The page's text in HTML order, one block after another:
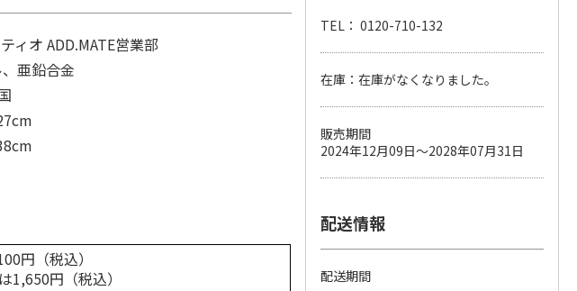
ィオ ADD.MATE営業部
亜鉛合金
円（税込）
円（税込）
TEL： 0120-710-132
在庫：在庫がなくなりました。
販売期間
2024年12月09日～2028年07月31日
配送情報
配送期間